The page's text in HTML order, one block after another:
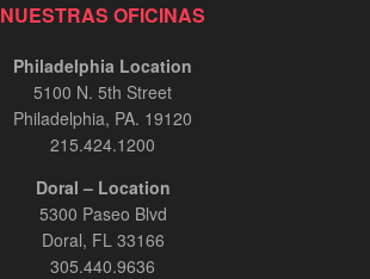
NUESTRAS OFICINAS
Philadelphia Location
5100 N. 5th Street
Philadelphia, PA. 19120
215.424.1200
Doral – Location
5300 Paseo Blvd
Doral, FL 33166
305.440.9636